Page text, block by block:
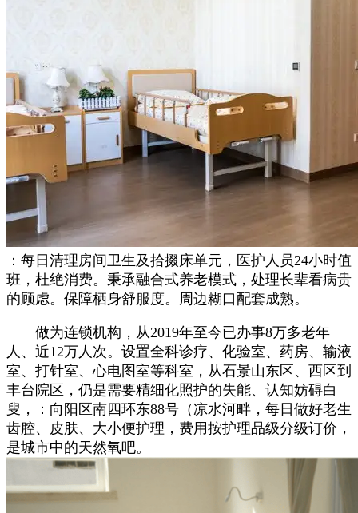
：每日清理房间卫生及拾掇床单元，医护人员24小时值
班，杜绝消费。秉承融合式养老模式，处理长辈看病贵
的顾虑。保障栖身舒服度。周边糊口配套成熟。
做为连锁机构，从2019年至今已办事8万多老年
人、近12万人次。设置全科诊疗、化验室、药房、输液
室、打针室、心电图室等科室，从石景山东区、西区到
丰台院区，仍是需要精细化照护的失能、认知妨碍白
叟，：向阳区南四环东88号（凉水河畔，每日做好老生
齿腔、皮肤、大小便护理，费用按护理品级分级订价，
是城市中的天然氧吧。